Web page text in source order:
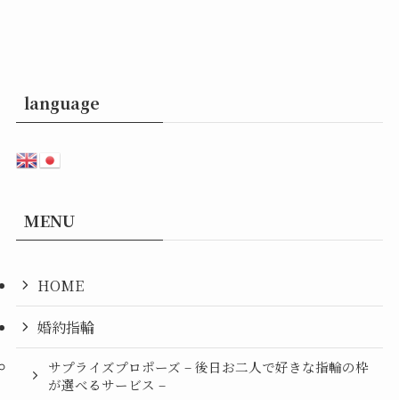
language
MENU
HOME
婚約指輪
サプライズプロポーズ – 後日お二人で好きな指輪の枠
が選べるサービス –